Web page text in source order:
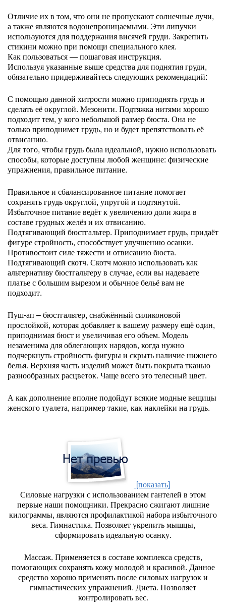
Отличие их в том, что они не пропускают солнечные лучи,
а также являются водонепроницаемыми. Эти липучки
используются для поддержания висячей груди. Закрепить
стикини можно при помощи специального клея.
Как пользоваться — пошаговая инструкция.
Используя указанные выше средства для поднятия груди,
обязательно придерживайтесь следующих рекомендаций:
С помощью данной хитрости можно приподнять грудь и
сделать её округлой. Мезонити. Подтяжка нитями хорошо
подходит тем, у кого небольшой размер бюста. Она не
только приподнимет грудь, но и будет препятствовать её
отвисанию.
Для того, чтобы грудь была идеальной, нужно использовать
способы, которые доступны любой женщине: физические
упражнения, правильное питание.
Правильное и сбалансированное питание помогает
сохранять грудь округлой, упругой и подтянутой.
Избыточное питание ведёт к увеличению доли жира в
составе грудных желёз и их отвисанию.
Подтягивающий бюстгальтер. Приподнимает грудь, придаёт
фигуре стройность, способствует улучшению осанки.
Противостоит силе тяжести и отвисанию бюста.
Подтягивающий скотч. Скотч можно использовать как
альтернативу бюстгальтеру в случае, если вы надеваете
платье с большим вырезом и обычное бельё вам не
подходит.
Пуш-ап – бюстгальтер, снабжённый силиконовой
прослойкой, которая добавляет к вашему размеру ещё один,
приподнимая бюст и увеличивая его объем. Модель
незаменима для облегающих нарядов, когда нужно
подчеркнуть стройность фигуры и скрыть наличие нижнего
белья. Верхняя часть изделий может быть покрыта тканью
разнообразных расцветок. Чаще всего это телесный цвет.
А как дополнение вполне подойдут всякие модные вещицы
женского туалета, например такие, как наклейки на грудь.
[показать]
Силовые нагрузки с использованием гантелей в этом
первые наши помощники. Прекрасно сжигают лишние
килограммы, являются профилактикой набора избыточного
веса. Гимнастика. Позволяет укрепить мышцы,
сформировать идеальную осанку.
Массаж. Применяется в составе комплекса средств,
помогающих сохранять кожу молодой и красивой. Данное
средство хорошо применять после силовых нагрузок и
гимнастических упражнений. Диета. Позволяет
контролировать вес.